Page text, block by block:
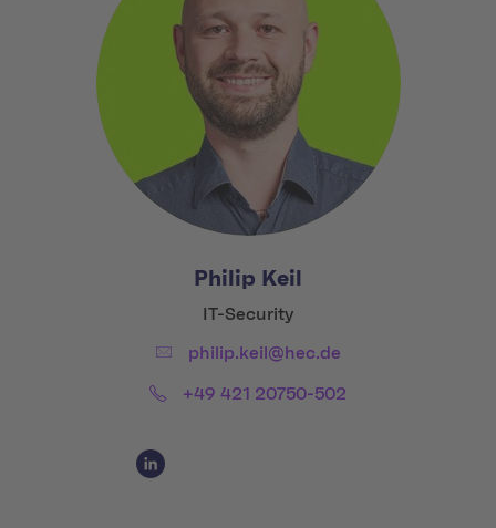
Philip Keil
Title:
IT-Security
Email:philip.keil@hec.de
Phone:+49 421 20750-502
Social Media Links
Social Media Link 1